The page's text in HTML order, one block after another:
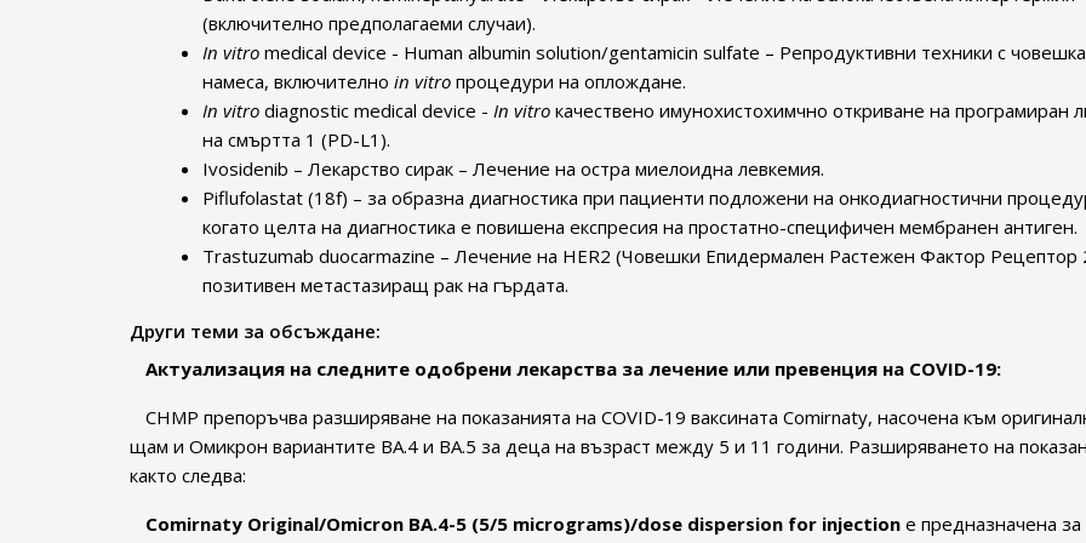
(включително предполагаеми случаи).
In vitro medical device - Human albumin solution/gentamicin sulfate – Репродуктивни техники с човешка
намеса, включителноin vitro процедури на оплождане.
In vitro diagnostic medical device -In vitro качествено имунохистохимчно откриване на програмиран
на смъртта 1 (PD-L1).
Ivosidenib – Лекарство сирак – Лечение на остра миелоидна левкемия.
Piflufolastat (18f) – за образна диагностика при пациенти подложени на онкодиагностични
когато целта на диагностика е повишена експресия на простатно-специфичен мембранен антиген.
Trastuzumab duocarmazine – Лечение на HER2 (Човешки Епидермален Растежен Фактор Рецептор
позитивен метастазиращ рак на гърдата.
Други теми за обсъждане:
Актуализация на следните одобрени лекарства за лечение или превенция на COVID-19:
CHMP препоръчва разширяване на показанията на COVID-19 ваксината Comirnaty, насочена към
щам и Омикрон вариантите BA.4 и BA.5 за деца на възраст между 5 и 11 години. Разширяването на
както следва:
Comirnaty Original/Omicron BA.4-5 (5/5 micrograms)/dose dispersion for injection е предназначена за